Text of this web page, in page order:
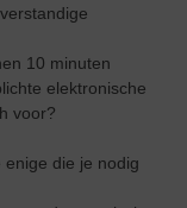
10 minuten
elektronische
voor?
die je nodig